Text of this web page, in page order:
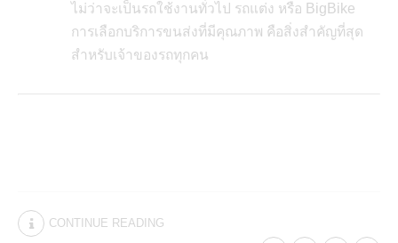
ไม่ว่าจะเป็นรถใช้งานทั่วไป รถแต่ง หรือ BigBike
การเลือกบริการขนส่งที่มีคุณภาพ คือสิ่งสำคัญที่สุด
สำหรับเจ้าของรถทุกคน
CONTINUE READING